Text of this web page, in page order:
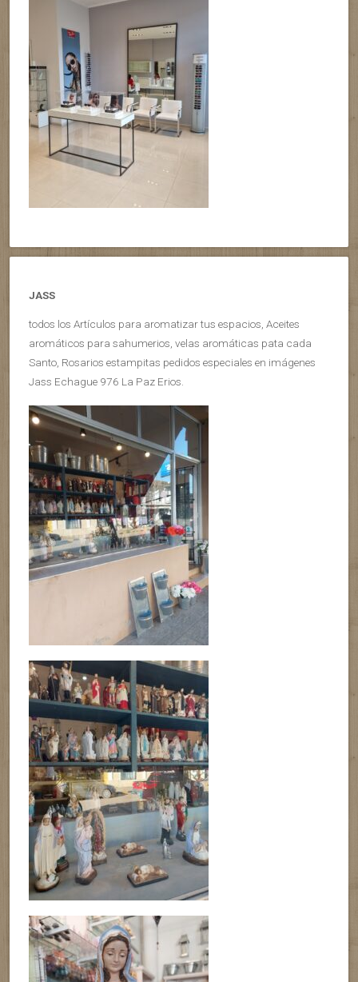
JASS
todos los Artículos para aromatizar tus espacios, Aceites
aromáticos para sahumerios, velas aromáticas pata cada
Santo, Rosarios estampitas pedidos especiales en imágenes
Jass Echague 976 La Paz Erios.